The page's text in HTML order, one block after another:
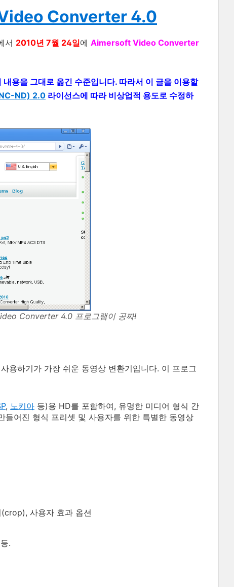
Converter 4.0
서 2010년 7월 24일에 Aimersoft Video Converter
용을 그대로 옮긴 수준입니다. 따라서 이 글을 이용할
ND) 2.0 라이선스에 따라 비상업적 용도로 수정하
Converter 4.0 프로그램이 공짜!
용하기가 가장 쉬운 동영상 변환기입니다. 이 프로그
, 노키아 등)용 HD를 포함하여, 유명한 미디어 형식 간
어진 형식 프리셋 및 사용자를 위한 특별한 동영상
사용자 효과 옵션
등.